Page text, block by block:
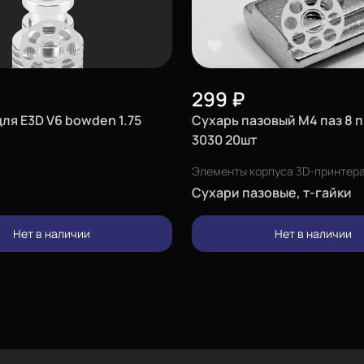
E3D V6 bowden 1.75
Нет в наличии
299 ₽
Сухарь пазовый М4 паз 8
3030 20шт
Элементы корпуса 3D-принтера
Сухари пазовые, т-гайки
Нет в наличии